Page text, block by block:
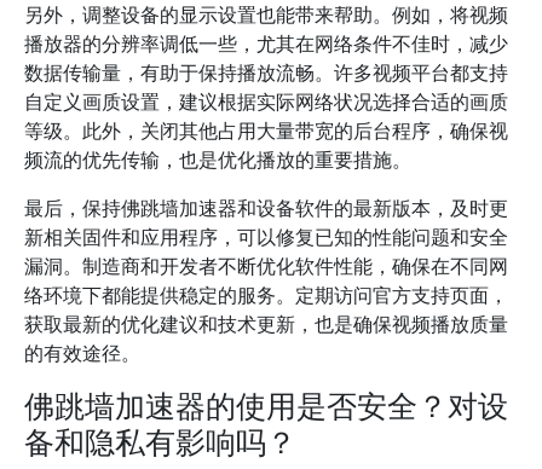
另外，调整设备的显示设置也能带来帮助。例如，将视频
播放器的分辨率调低一些，尤其在网络条件不佳时，减少
数据传输量，有助于保持播放流畅。许多视频平台都支持
自定义画质设置，建议根据实际网络状况选择合适的画质
等级。此外，关闭其他占用大量带宽的后台程序，确保视
频流的优先传输，也是优化播放的重要措施。
最后，保持佛跳墙加速器和设备软件的最新版本，及时更
新相关固件和应用程序，可以修复已知的性能问题和安全
漏洞。制造商和开发者不断优化软件性能，确保在不同网
络环境下都能提供稳定的服务。定期访问官方支持页面，
获取最新的优化建议和技术更新，也是确保视频播放质量
的有效途径。
佛跳墙加速器的使用是否安全？对设
备和隐私有影响吗？